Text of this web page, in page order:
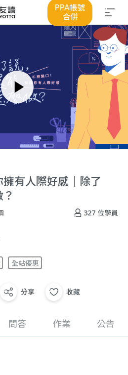
PPA帳號
合併
有人際好感｜除了
327 位學員
全站優惠
分享 收藏
問答 作業 公告